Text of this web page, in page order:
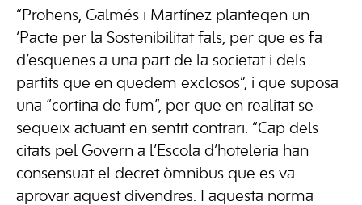
“Prohens, Galmés i Martínez plantegen un
‘Pacte per la Sostenibilitat fals, per que es fa
d’esquenes a una part de la societat i dels
partits que en quedem exclosos”, i que suposa
una “cortina de fum”, per que en realitat se
segueix actuant en sentit contrari. “Cap dels
citats pel Govern a l’Escola d’hoteleria han
consensuat el decret òmnibus que es va
aprovar aquest divendres. I aquesta norma